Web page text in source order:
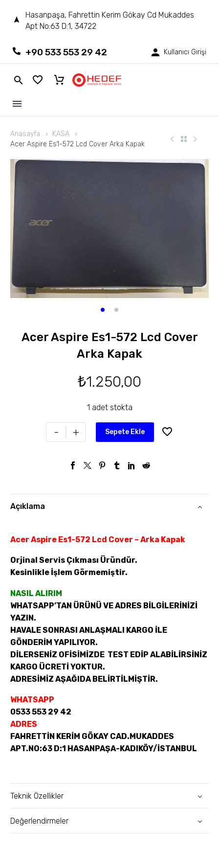
Hasanpaşa, Fahrettin Kerim Gökay Cd Mukaddes
Apt No:63 D:1, 34722
+90 533 553 29 42 Kullanıcı Girişi
Anasayfa
KASA
Acer Aspire Es1-572 Lcd Cover Arka Kapak
Acer Aspire Es1-572 Lcd Cover
Arka Kapak
₺1.250,00
1 adet stokta
- + Sepete Ekle
Açıklama
Acer Aspire Es1-572 Lcd Cover – Arka Kapak
Orjinal Servis Çıkması Üründür.
Kesinlikle İşlem Görmemiştir.
NASIL ALIRIM
WHATSAPP’TAN ÜRÜNÜ VE ADRES BİLGİLERİNİZİ
YAZIN.
HAVALE SONRASI ANLAŞMALI KARGO İLE
GÖNDERİM YAPILIYOR.
DİLERSENİZ OFİSİMİZDE TEST EDİP ALABİLİRSİNİZ
KARGO ÜCRETİ YOKTUR.
ADRESİMİZ AŞAĞIDA BELİRTİLMİŞTİR.
WHATSAPP
0533 553 29 42
ADRES
FAHRETTİN KERİM GÖKAY CAD.MUKADDES
APT.NO:63 D:1 HASANPAŞA-KADIKÖY/İSTANBUL
Teknik Özellikler
Değerlendirmeler